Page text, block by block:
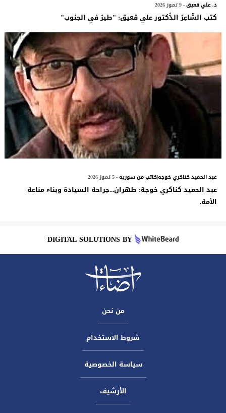
د. علي قعيق- 9 تموز 2026
كتب الشّاعِرُ الدُّكتور علي قعيق: "طيرٌ في الجنوب"
عبد الحميد كناكري خوجة|كاتب من سورية- 5 تموز 2026
عبد الحميد كناكري خوجة: طهران...جراحة السيادة وبناء مناعة
الأمة.
DIGITAL SOLUTIONS BY
من نحن
شروط الاستخدام
سياسة الخصوصية
الأرشيف